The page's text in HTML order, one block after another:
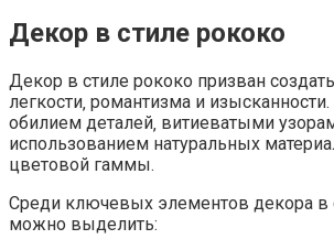
Декор в стиле рококо
Декор в стиле рококо призван
легкости‚ романтизма и изысканности.
обилием деталей‚ витиеватыми
использованием натуральных
цветовой гаммы.
Среди ключевых элементов декора в
можно выделить: